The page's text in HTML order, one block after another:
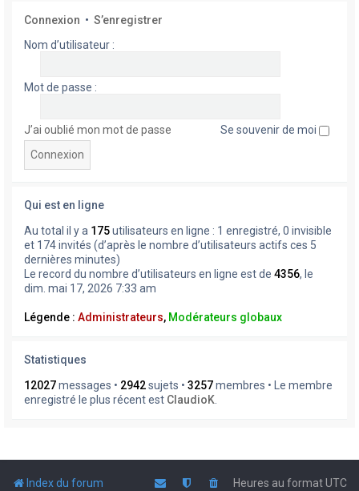
Connexion • S’enregistrer
Nom d’utilisateur :
Mot de passe :
J’ai oublié mon mot de passe Se souvenir de moi
Qui est en ligne
Au total il y a 175utilisateurs en ligne : 1 enregistré, 0 invisible
et 174 invités (d’après le nombre d’utilisateurs actifs ces 5
dernières minutes)
Le record du nombre d’utilisateurs en ligne est de 4356, le
dim. mai 17, 2026 7:33 am
Légende : Administrateurs, Modérateurs globaux
Statistiques
12027messages • 2942sujets • 3257membres • Le membre
enregistré le plus récent est ClaudioK
Index du forum Heures au formatUTC